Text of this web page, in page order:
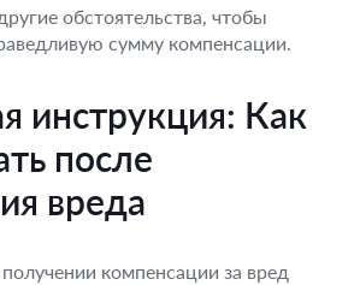
обстоятельства, чтобы
сумму компенсации.
инструкция: Как
после
вреда
компенсации за вред